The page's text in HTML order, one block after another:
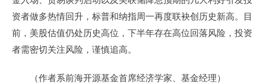
资者做多热情回升，标普和纳指周一再度联袂创历史新高。目
前，美股估值仍处历史高位，下半年存在高位回落风险，投资
者需密切关注风险，谨慎追高。
（作者系前海开源基金首席经济学家、基金经理）